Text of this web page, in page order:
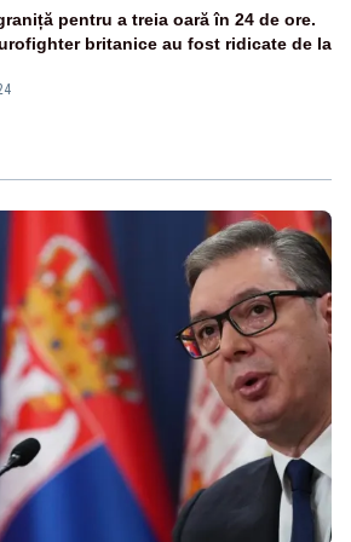
pentru a treia oară în 24 de ore.
britanice au fost ridicate de la